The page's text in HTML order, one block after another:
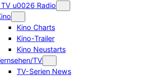
u0026 Radio
Kino Charts
Kino-Trailer
Kino Neustarts
TV
TV-Serien News